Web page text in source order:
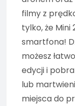
filmy z
tylko, że Mini
smartfona!
możesz
edycji i
lub
miejsca do